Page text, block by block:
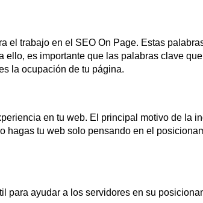
el trabajo en el SEO On Page. Estas
ello, es importante que las palabras clave
la ocupación de tu página.
en tu web. El principal motivo de la
tu web solo pensando en el
para ayudar a los servidores en su